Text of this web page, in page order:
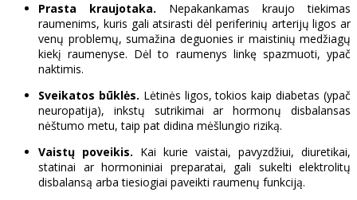
Prasta kraujotaka. Nepakankamas kraujo tiekimas
raumenims, kuris gali atsirasti dėl periferinių arterijų ligos ar
venų problemų, sumažina deguonies ir maistinių medžiagų
kiekį raumenyse. Dėl to raumenys linkę spazmuoti, ypač
naktimis.
Sveikatos būklės. Lėtinės ligos, tokios kaip diabetas (ypač
neuropatija), inkstų sutrikimai ar hormonų disbalansas
nėštumo metu, taip pat didina mėšlungio riziką.
Vaistų poveikis. Kai kurie vaistai, pavyzdžiui, diuretikai,
statinai ar hormoniniai preparatai, gali sukelti elektrolitų
disbalansą arba tiesiogiai paveikti raumenų funkciją.